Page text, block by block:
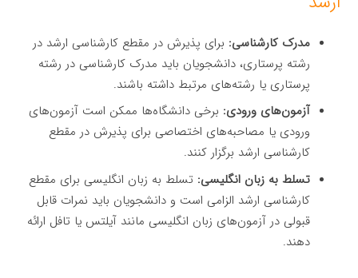
مدرک کارشناسی: برای پذیرش در مقطع کارشناسی ارشد در
رشته پرستاری، دانشجویان باید مدرک کارشناسی در رشته
پرستاری یا رشته‌های مرتبط داشته باشند.
آزمون‌های ورودی: برخی دانشگاه‌ها ممکن است آزمون‌های
ورودی یا مصاحبه‌های اختصاصی برای پذیرش در مقطع
کارشناسی ارشد برگزار کنند.
تسلط به زبان انگلیسی: تسلط به زبان انگلیسی برای مقطع
کارشناسی ارشد الزامی است و دانشجویان باید نمرات قابل
قبولی در آزمون‌های زبان انگلیسی مانند آیلتس یا تافل ارائه
دهند.